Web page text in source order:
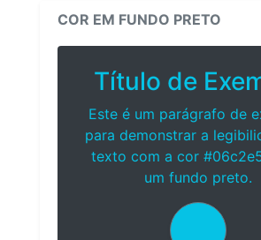
COR EM FUNDO PRETO
Título de
Este é um parágrafo de
para demonstrar a
texto com a cor
um fundo preto.